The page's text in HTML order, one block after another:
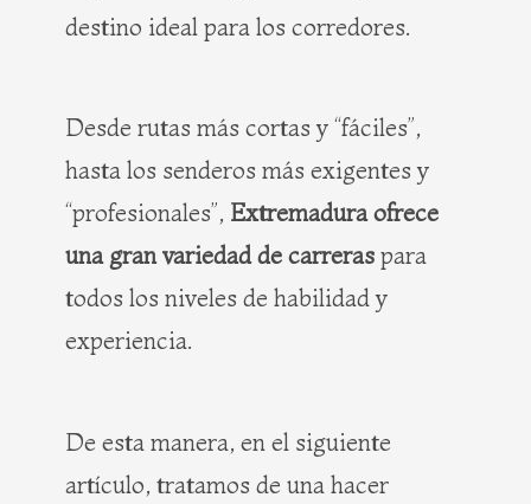
destino ideal para los corredores.
Desde rutas más cortas y “fáciles”,
hasta los senderos más exigentes y
“profesionales”, Extremadura ofrece
una gran variedad de carreras para
todos los niveles de habilidad y
experiencia.
De esta manera, en el siguiente
artículo, tratamos de una hacer